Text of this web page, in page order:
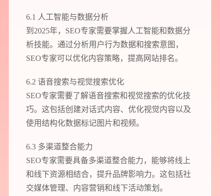
6.1 人工智能与数据分析
到2025年，SEO专家需要掌握人工智能和数据分
析技能。通过分析用户行为数据和搜索意图，
SEO专家可以优化内容策略，提高网站排名。
6.2 语音搜索与视觉搜索优化
SEO专家需要了解语音搜索和视觉搜索的优化技
巧。这包括创建对话式内容、优化视觉内容以及
使用结构化数据标记图片和视频。
6.3 多渠道整合能力
SEO专家需要具备多渠道整合能力，能够将线上
和线下资源相结合，提升品牌影响力。这包括社
交媒体管理、内容营销和线下活动策划。